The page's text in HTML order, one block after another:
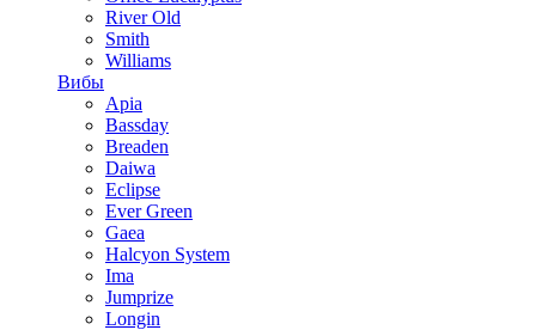
River Old
Smith
Williams
Вибы
Apia
Bassday
Breaden
Daiwa
Eclipse
Ever Green
Gaea
Halcyon System
Ima
Jumprize
Longin